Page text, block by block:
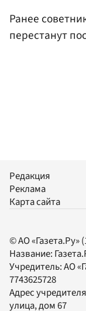
Ранее
перестанут
Редакция
Реклама
Карта сайта
© АО «Газета.Ру»
Название:
Учредитель:АО
7743625728
Адрес
улица, дом 67